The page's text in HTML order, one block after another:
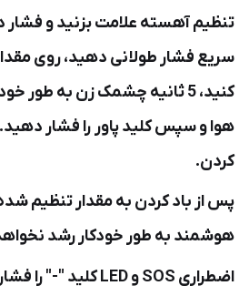
تنظیم آهسته علامت بزنید و فشار
سریع فشار طولانی دهید، روی
کنید، 5 ثانیه چشمک زن به
هوا و سپس کلید پاور را فشار
کردن.
پس از باد کردن به مقدار تنظیم
هوشمند به طور خودکار رشد
اضطراری SOS و LED کلید "-" را فشار دهید.